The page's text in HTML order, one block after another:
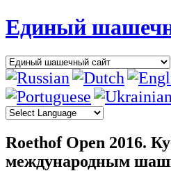
Единый
Roethof Open 2016.
международным